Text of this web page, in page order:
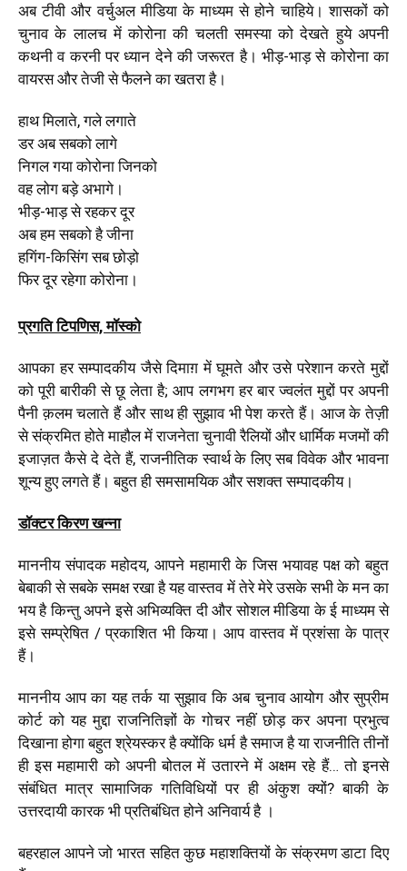
अब टीवी और वर्चुअल मीडिया के माध्यम से होने चाहिये। शासकों को
चुनाव के लालच में कोरोना की चलती समस्या को देखते हुये अपनी
कथनी व करनी पर ध्यान देने की जरूरत है। भीड़-भाड़ से कोरोना का
वायरस और तेजी से फैलने का खतरा है।
हाथ मिलाते, गले लगाते
डर अब सबको लागे
निगल गया कोरोना जिनको
वह लोग बड़े अभागे।
भीड़-भाड़ से रहकर दूर
अब हम सबको है जीना
हगिंग-किसिंग सब छोड़ो
फिर दूर रहेगा कोरोना।
प्रगति टिपणिस, मॉस्को
आपका हर सम्पादकीय जैसे दिमाग़ में घूमते और उसे परेशान करते मुद्दों
को पूरी बारीकी से छू लेता है; आप लगभग हर बार ज्वलंत मुद्दों पर अपनी
पैनी क़लम चलाते हैं और साथ ही सुझाव भी पेश करते हैं। आज के तेज़ी
से संक्रमित होते माहौल में राजनेता चुनावी रैलियों और धार्मिक मजमों की
इजाज़त कैसे दे देते हैं, राजनीतिक स्वार्थ के लिए सब विवेक और भावना
शून्य हुए लगते हैं। बहुत ही समसामयिक और सशक्त सम्पादकीय।
डॉक्टर किरण खन्ना
माननीय संपादक महोदय, आपने महामारी के जिस भयावह पक्ष को बहुत
बेबाकी से सबके समक्ष रखा है यह वास्तव में तेरे मेरे उसके सभी के मन का
भय है किन्तु अपने इसे अभिव्यक्ति दी और सोशल मीडिया के ई माध्यम से
इसे सम्प्रेषित / प्रकाशित भी किया। आप वास्तव में प्रशंसा के पात्र
हैं।
माननीय आप का यह तर्क या सुझाव कि अब चुनाव आयोग और सुप्रीम
कोर्ट को यह मुद्दा राजनितिज्ञों के गोचर नहीं छोड़ कर अपना प्रभुत्व
दिखाना होगा बहुत श्रेयस्कर है क्योंकि धर्म है समाज है या राजनीति तीनों
ही इस महामारी को अपनी बोतल में उतारने में अक्षम रहे हैं… तो इनसे
संबंधित मात्र सामाजिक गतिविधियों पर ही अंकुश क्यों? बाकी के
उत्तरदायी कारक भी प्रतिबंधित होने अनिवार्य है ।
बहरहाल आपने जो भारत सहित कुछ महाशक्तियों के संक्रमण डाटा दिए